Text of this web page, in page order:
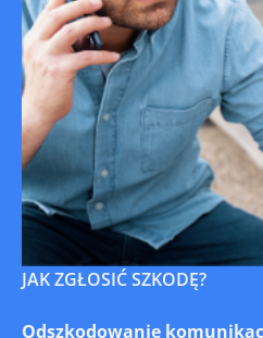
JAK ZGŁOSIĆ SZKODĘ?
Odszkodowanie